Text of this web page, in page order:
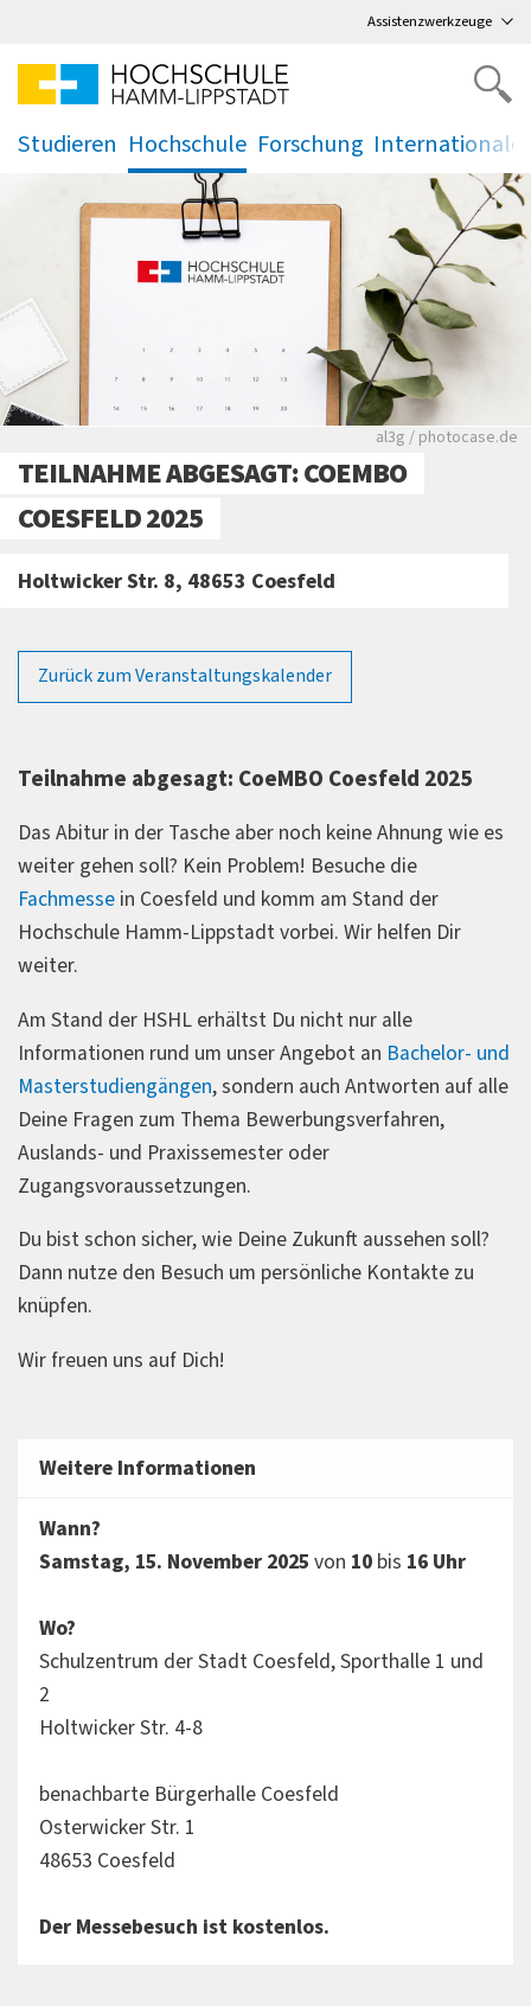
Assistenzwerkzeuge
Studieren Hochschule
.
Forschung
.
Rote leere
al3g / photocase.de
TEILNAHME ABGESAGT: COEMBO
COESFELD 2025
Holtwicker Str. 8, 48653 Coesfeld
Zurück zum Veranstaltungskalender
Teilnahme abgesagt: CoeMBO Coesfeld 2025
Das Abitur in der Tasche aber noch keine Ahnung wie es
weiter gehen soll? Kein Problem! Besuche die
Fachmesse in Coesfeld und komm am Stand der
Hochschule Hamm-Lippstadt vorbei. Wir helfen Dir
weiter.
Am Stand der HSHL erhältst Du nicht nur alle
Informationen rund um unser Angebot an Bachelor- und
Masterstudiengängen, sondern auch Antworten auf alle
Deine Fragen zum Thema Bewerbungsverfahren,
Auslands- und Praxissemester oder
Zugangsvoraussetzungen.
Du bist schon sicher, wie Deine Zukunft aussehen soll?
Dann nutze den Besuch um persönliche Kontakte zu
knüpfen.
Wir freuen uns auf Dich!
Weitere Informationen
Wann?
Samstag, 15. November 2025 von 10 bis 16 Uhr
Wo?
Schulzentrum der Stadt Coesfeld, Sporthalle 1 und
2
Holtwicker Str. 4-8
benachbarte Bürgerhalle Coesfeld
Osterwicker Str. 1
48653 Coesfeld
Der Messebesuch ist kostenlos.